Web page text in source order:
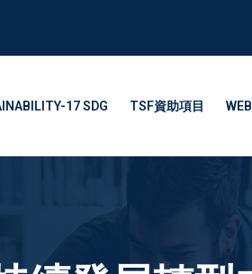
17 SDG TSF資助項目